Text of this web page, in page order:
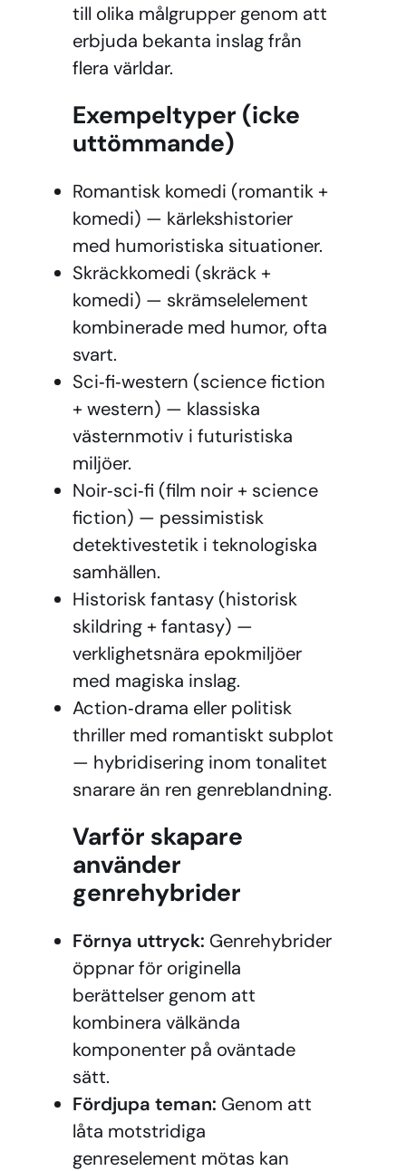
till olika målgrupper genom att
erbjuda bekanta inslag från
flera världar.
Exempeltyper (icke
uttömmande)
Romantisk komedi (romantik +
komedi) — kärlekshistorier
med humoristiska situationer.
Skräckkomedi (skräck +
komedi) — skrämselelement
kombinerade med humor, ofta
svart.
Sci‑fi‑western (science fiction
+ western) — klassiska
västernmotiv i futuristiska
miljöer.
Noir‑sci‑fi (film noir + science
fiction) — pessimistisk
detektivestetik i teknologiska
samhällen.
Historisk fantasy (historisk
skildring + fantasy) —
verklighetsnära epokmiljöer
med magiska inslag.
Action‑drama eller politisk
thriller med romantiskt subplot
— hybridisering inom tonalitet
snarare än ren genreblandning.
Varför skapare
använder
genrehybrider
Förnya uttryck: Genrehybrider
öppnar för originella
berättelser genom att
kombinera välkända
komponenter på oväntade
sätt.
Fördjupa teman: Genom att
låta motstridiga
genreselement mötas kan